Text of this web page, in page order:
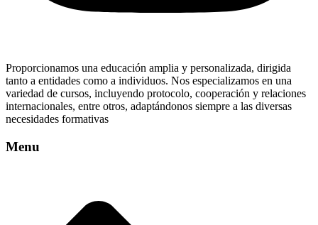
Proporcionamos una educación amplia y personalizada, dirigida
tanto a entidades como a individuos. Nos especializamos en una
variedad de cursos, incluyendo protocolo, cooperación y relaciones
internacionales, entre otros, adaptándonos siempre a las diversas
necesidades formativas
Menu